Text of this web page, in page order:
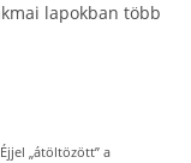
lapokban több
Éjjel „átöltözött” a